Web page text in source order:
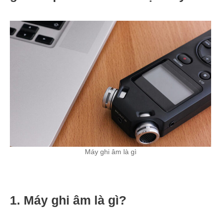
Máy ghi âm là gì
1. Máy ghi âm là gì?